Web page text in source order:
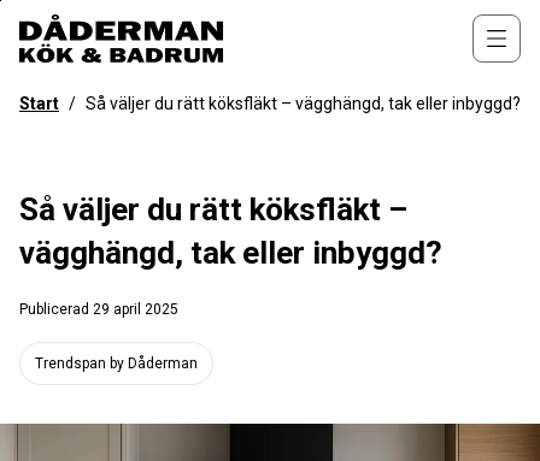
övergripande
förStart / Så väljer du rätt köksfläkt – vägghängd, tak eller inbyggd?
Så väljer du rätt köksfläkt –
vägghängd, tak eller inbyggd?
Publicerad 29 april 2025
Trendspan by Dåderman